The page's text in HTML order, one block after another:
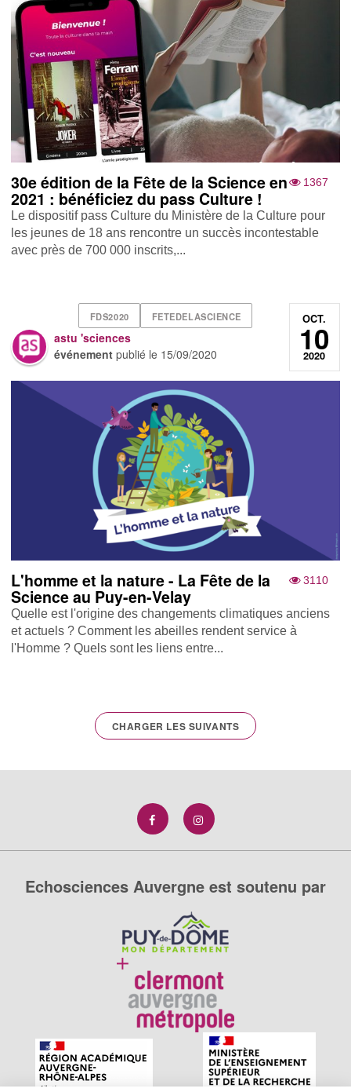
1367
30e édition de la Fête de la Science en
2021 : bénéficiez du pass Culture !
Le dispositif pass Culture du Ministère de la Culture pour
les jeunes de 18 ans rencontre un succès incontestable
avec près de 700 000 inscrits,...
FDS2020 FETEDELASCIENCE
astu 'sciences
événement publié le 15/09/2020
OCT.
10
2020
3110
L'homme et la nature - La Fête de la
Science au Puy-en-Velay
Quelle est l'origine des changements climatiques anciens
et actuels ? Comment les abeilles rendent service à
l'Homme ? Quels sont les liens entre...
CHARGER LES SUIVANTS
Echosciences Auvergne est soutenu par